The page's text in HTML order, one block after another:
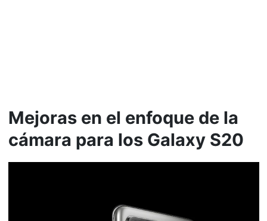
Mejoras en el enfoque de la
cámara para los Galaxy S20